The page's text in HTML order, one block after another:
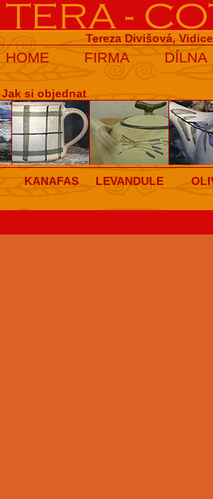
Tereza Divišová,
HOME FIRMA DÍLNA
Jak si objednat
KANAFAS LEVANDULE